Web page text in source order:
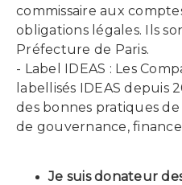
commissaire aux
obligations légales. Ils
Préfecture de Paris.
- Label IDEAS : Les
labellisés IDEAS depuis
des bonnes pratiques de
de gouvernance,
Je suis donateur